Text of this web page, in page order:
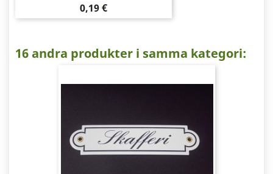
Pris
0,19 €
16 andra produkter i samma kategori: